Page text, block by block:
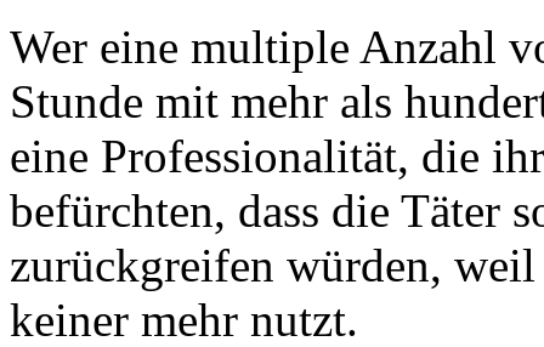
Wer eine multiple Anzahl
Stunde mit mehr als
eine Professionalität, die
befürchten, dass die Täter
zurückgreifen würden, weil
keiner mehr nutzt.